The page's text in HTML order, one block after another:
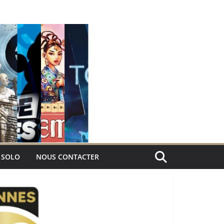
NOUS CONTACTER